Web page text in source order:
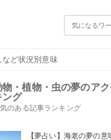
ど状況別意味
物・植物・虫の夢のア
ング
のある記事ランキング
【夢占い】海老の夢の